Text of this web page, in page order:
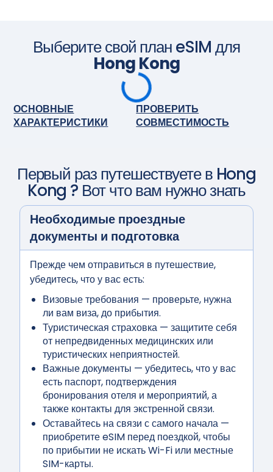
Сфотографируйте камерой
Выберите свой план eSIM для
Hong Kong
ОСНОВНЫЕ
ХАРАКТЕРИСТИКИ
ПРОВЕРИТЬ
СОВМЕСТИМОСТЬ
Первый раз путешествуете в Hong
Kong ? Вот что вам нужно знать
Необходимые проездные
документы и подготовка
Прежде чем отправиться в путешествие,
убедитесь, что у вас есть:
Визовые требования — проверьте, нужна
ли вам виза, до прибытия.
Туристическая страховка — защитите себя
от непредвиденных медицинских или
туристических неприятностей.
Важные документы — убедитесь, что у вас
есть паспорт, подтверждения
бронирования отеля и мероприятий, а
также контакты для экстренной связи.
Оставайтесь на связи с самого начала —
приобретите eSIM перед поездкой, чтобы
по прибытии не искать Wi-Fi или местные
SIM-карты.